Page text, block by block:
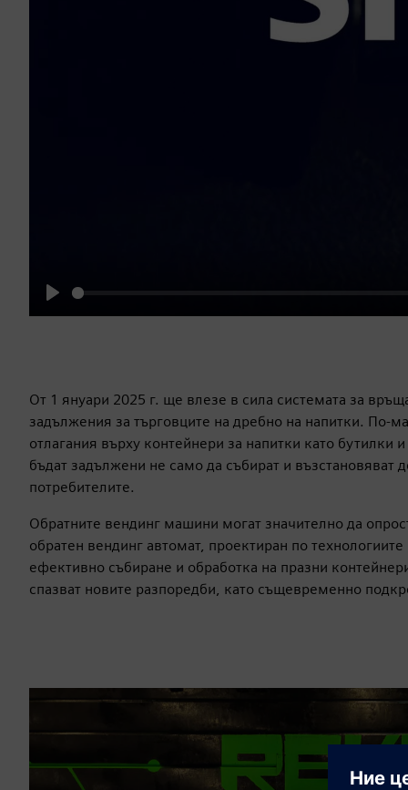
Play
От 1 януари 2025 г. ще влезе в сила системата за
задължения за търговците на дребно на напитки. По-
отлагания върху контейнери за напитки като
бъдат задължени не само да събират и възстановяват
потребителите.
Обратните вендинг машини могат значително да
обратен вендинг автомат, проектиран по
ефективно събиране и обработка на празни
спазват новите разпоредби, като същевременно